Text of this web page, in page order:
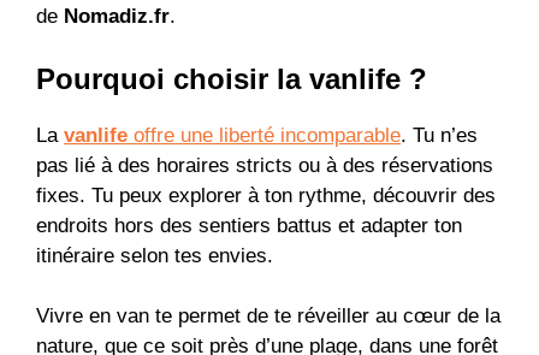
de Nomadiz.fr.
Pourquoi choisir la vanlife ?
La vanlife offre une liberté incomparable. Tu n’es
pas lié à des horaires stricts ou à des réservations
fixes. Tu peux explorer à ton rythme, découvrir des
endroits hors des sentiers battus et adapter ton
itinéraire selon tes envies.
Vivre en van te permet de te réveiller au cœur de la
nature, que ce soit près d’une plage, dans une forêt